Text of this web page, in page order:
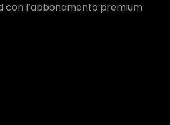
con l’abbonamento premium